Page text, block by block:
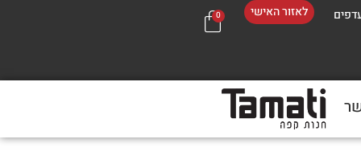
לאזור האישי 0